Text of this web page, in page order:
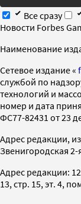
Все сразу
Новости Forbes
Наименование
Cетевое издание «
службой по
технологий и
номер и дата
ФС77-82431 от 23
Адрес редакции,
Звенигородская 2-
Адрес редакции:
13, стр. 15, эт. 4,